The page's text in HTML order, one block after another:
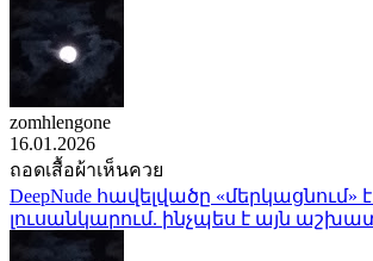
zomhlengone
16.01.2026
ถอดเสื้อผ้าเห็นควย
DeepNude հավելվածը «մերկացնում»
լուսանկարում. ինչպես է այն